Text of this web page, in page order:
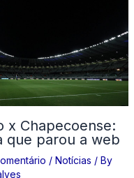
x Chapecoense:
que parou a web
/Notícias / By